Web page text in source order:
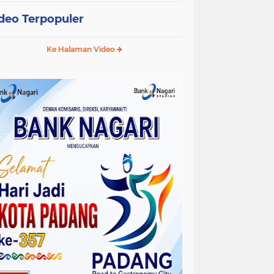
Terpopuler
Ke Halaman Video